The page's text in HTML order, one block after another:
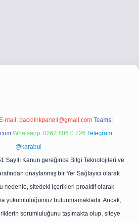
hiltonbet yeni giriş
E-mail: backlinkpaneli@gmail.com Teams:
Whatsapp: 0262 606 0 726 Telegram:
@karabul
Sayılı Kanun gereğince Bilgi Teknolojileri ve
onaylanmış bir Yer Sağlayıcı olarak
nedenle, sitedeki içerikleri proaktif olarak
yükümlülüğümüz bulunmamaktadır. Ancak,
sorumluluğunu taşımakta olup, siteye